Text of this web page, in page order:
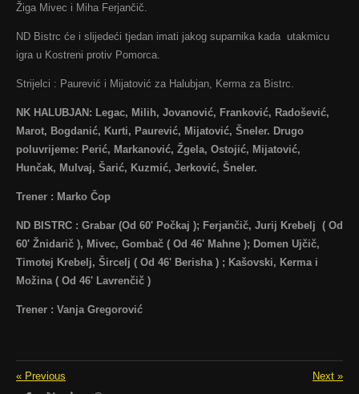
Žiga Mivec i Miha Ferjančič.
ND Bistrc će i slijedeći tjedan imati jakog suparnika kada utakmicu
igra u Kostreni protiv Pomorca.
Strijelci : Paurević i Mijatović za Halubjan, Kerma za Bistrc.
NK HALUBJAN: Legac, Milih, Jovanović, Franković, Radošević,
Marot, Bogdanić, Kurti, Paurević, Mijatović, Šneler. Drugo
poluvrijeme: Perić, Markanović, Žgela, Ostojić, Mijatović,
Hunčak, Mulvaj, Šarić, Kuzmić, Jerković, Šneler.
Trener : Marko Čop
ND BISTRC : Grabar (Od 60' Počkaj ); Ferjančič, Jurij Krebelj ( Od
60' Žnidarič ), Mivec, Gombač ( Od 46' Mahne ); Domen Ujčič,
Timotej Krebelj, Šircelj ( Od 46' Berisha ) ; Kašovski, Kerma i
Možina ( Od 46' Lavrenčič )
Trener : Vanja Gregorović
« Previous Next »